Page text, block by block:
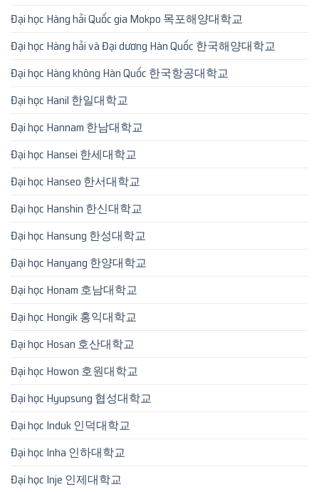
Đại học Hàng hải Quốc gia Mokpo 목포해양대학교
Đại học Hàng hải và Đại dương Hàn Quốc 한국해양대학교
Đại học Hàng không Hàn Quốc 한국항공대학교
Đại học Hanil 한일대학교
Đại học Hannam 한남대학교
Đại học Hansei 한세대학교
Đại học Hanseo 한서대학교
Đại học Hanshin 한신대학교
Đại học Hansung 한성대학교
Đại học Hanyang 한양대학교
Đại học Honam 호남대학교
Đại học Hongik 홍익대학교
Đại học Hosan 호산대학교
Đại học Howon 호원대학교
Đại học Hyupsung 협성대학교
Đại học Induk 인덕대학교
Đại học Inha 인하대학교
Đại học Inje 인제대학교